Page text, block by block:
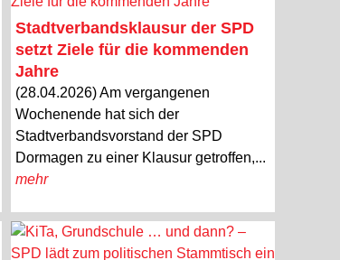
Stadtverbandsklausur der SPD
setzt Ziele für die kommenden
Jahre
(28.04.2026) Am vergangenen
Wochenende hat sich der
Stadtverbandsvorstand der SPD
Dormagen zu einer Klausur getroffen,...
mehr